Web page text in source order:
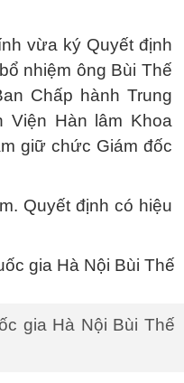
vừa ký Quyết định
nhiệm ông Bùi Thế
Chấp hành Trung
Viện Hàn lâm Khoa
giữ chức Giám đốc
Quyết định có hiệu
gia Hà Nội Bùi Thế